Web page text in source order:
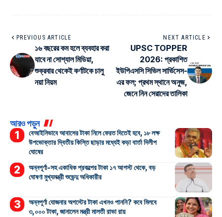
PREVIOUS ARTICLE
১৬ বছরের কম হলে ব্যবহার করা
যাবে না সোশ্যাল মিডিয়া,
শুক্রবার থেকেই কর্ণাটকে চালু
নয়া নিয়ম
NEXT ARTICLE
UPSC TOPPER
2026: প্রকাশিত
ইউপিএসসি সিভিল সার্ভিসেস-
এর ফল; প্রথম স্থানে অনুজ,
জেনে নিন সেরাদের তালিকা
আরও পড়ুন
বেআইনিভাবে আবাসের টাকা নিলে ফেরত দিতেই হবে, ১৮ লক্ষ
উপভোক্তার দ্বিতীয় কিস্তি ছাড়ার মধ্যেই কড়া বার্তা দিলীপ
ঘোষের
অন্নপূর্ণা-সহ একাধিক প্রকল্পের টাকা ১৭ আগস্ট থেকে, বড়
ঘোষণা মুখ্যমন্ত্রী শুভেন্দু অধিকারীর
অন্নপূর্ণা যোজনার অগস্টের টাকা এখনও পাননি? কবে মিলবে
৩,০০০ টাকা, জানালেন মন্ত্রী মালতী রাভা রায়